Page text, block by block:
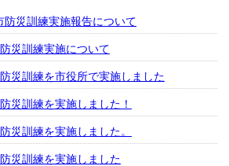
防災訓練実施報告について
災訓練実施について
災訓練を市役所で実施しました
災訓練を実施しました！
災訓練を実施しました。
災訓練を実施しました